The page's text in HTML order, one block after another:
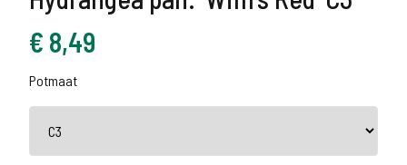
€ 8,49
Potmaat